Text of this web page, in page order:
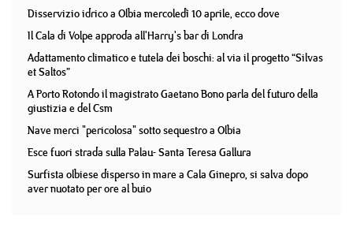
Disservizio idrico a Olbia mercoledì 10 aprile, ecco dove
Il Cala di Volpe approda all'Harry's bar di Londra
Adattamento climatico e tutela dei boschi: al via il progetto “Silvas
et Saltos”
A Porto Rotondo il magistrato Gaetano Bono parla del futuro della
giustizia e del Csm
Nave merci "pericolosa" sotto sequestro a Olbia
Esce fuori strada sulla Palau- Santa Teresa Gallura
Surfista olbiese disperso in mare a Cala Ginepro, si salva dopo
aver nuotato per ore al buio